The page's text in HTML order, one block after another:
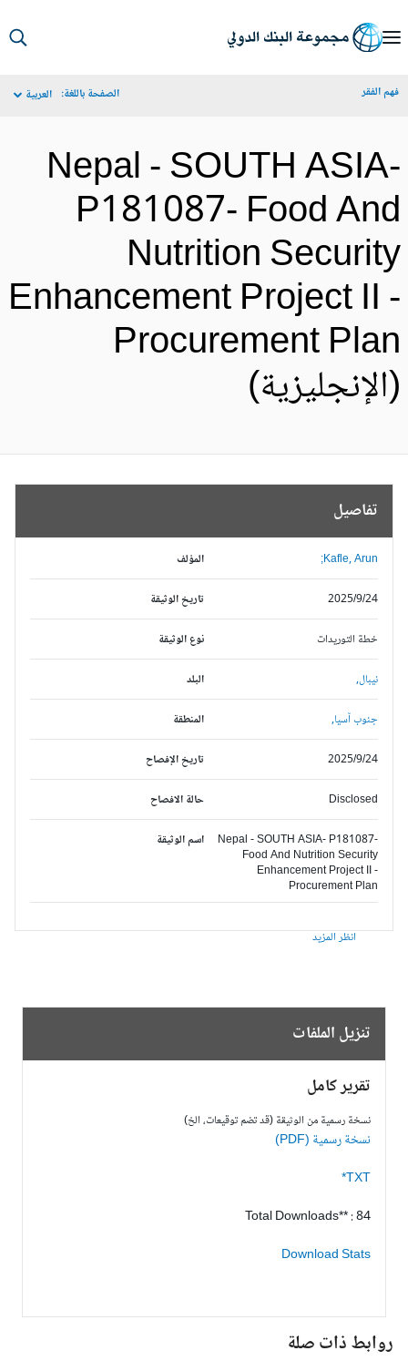
الفقر الصفحة باللغة: العربية
Nepal - SOUTH
P181087- Food
Nutrition
Enhancement Project II
Procurement
تفاصيل
المؤلف Kafle, Arun;
تاريخ الوثيقة 2025/9/24
نوع الوثيقة خطة التوريدات
البلد نيبال,
المنطقة جنوب آسيا,
تاريخ الإفصاح 2025/9/24
حالة الافصاح Disclosed
اسم الوثيقة
Nepal - SOUTH ASIA- P181087-
Food And Nutrition Security
Enhancement Project II -
Procurement Plan
انظر المزيد
تنزيل الملفات
تقرير كامل
نسخة رسمية من الوثيقة (قد تضم توقيعات، الخ)
نسخة رسمية (PDF)
TXT*
Total Downloads** : 84
Download Stats
روابط ذات صلة